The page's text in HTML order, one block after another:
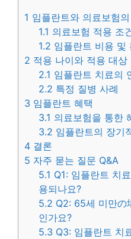
1 임플란트와 의료보험
1.1 의료보험 적용 조
1.2 임플란트 비용 및
2 적용 나이와 적용 대상
2.1 임플란트 치료의
2.2 특정 질병 사례
3 임플란트 혜택
3.1 의료보험을 통한
3.2 임플란트의 장기
4 결론
5 자주 묻는 질문 Q&A
5.1 Q1: 임플란트 치
용되나요?
5.2 Q2: 65세 미만の
인가요?
5.3 Q3: 임플란트 치